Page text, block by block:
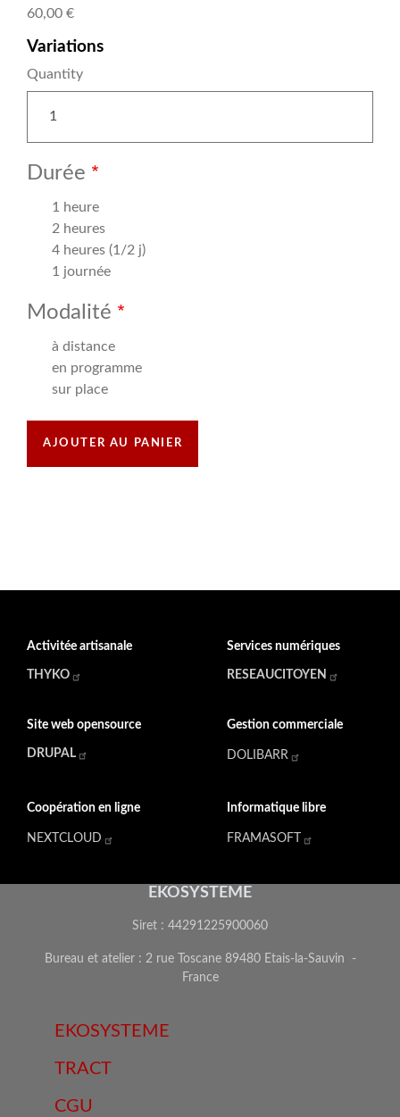
60,00 €
Variations
Quantity
Durée
1 heure
2 heures
4 heures (1/2 j)
1 journée
Modalité
à distance
en programme
sur place
Activitée artisanale
THYKO
Services numériques
RESEAUCITOYEN
Site web opensource
DRUPAL
Gestion commerciale
DOLIBARR
Coopération en ligne
NEXTCLOUD
Informatique libre
FRAMASOFT
EKOSYSTEME
Siret : 44291225900060
Bureau et atelier : 2 rue Toscane 89480 Etais-la-Sauvin -
France
EKOSYSTEME
TRACT
CGU